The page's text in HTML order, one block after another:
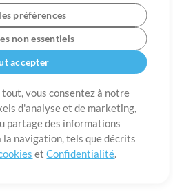
préférences
non essentiels
accepter
vous consentez à notre
d'analyse et de marketing,
partage des informations
navigation, tels que décrits
etConfidentialité.